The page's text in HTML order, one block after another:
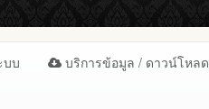
บบ บริการข้อมูล / ดาวน์โหลด